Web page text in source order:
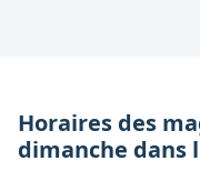
Horaires des
dimanche dans